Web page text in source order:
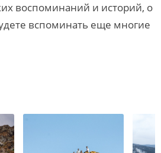
воспоминаний и историй, о
вспоминать еще многие